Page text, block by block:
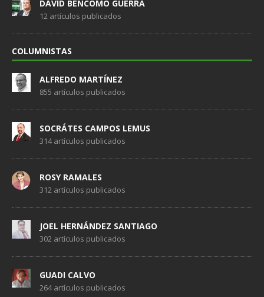
DAVID BENCOMO GUERRA
12 artículos publicados
COLUMNISTAS
ALFREDO MARTÍNEZ
855 artículos publicados
SOCRÁTES CAMPOS LEMUS
314 artículos publicados
ROSY RAMALES
312 artículos publicados
JOEL HERNÁNDEZ SANTIAGO
302 artículos publicados
GUADI CALVO
264 artículos publicados